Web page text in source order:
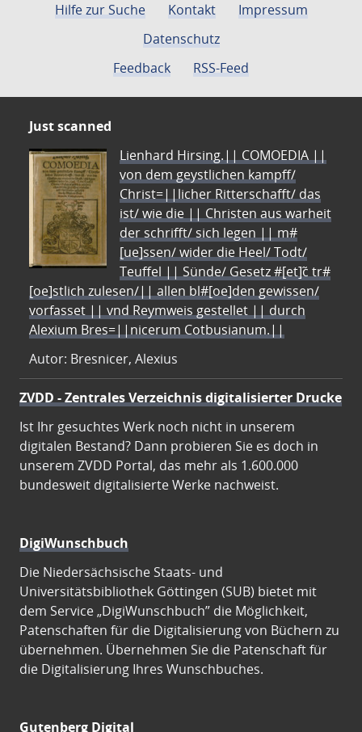
Hilfe zur Suche Kontakt
Impressum
Datenschutz
Feedback
RSS-Feed
Just scanned
Lienhard Hirsing.|| COMOEDIA ||
von dem geystlichen kampff/
Christ=||licher Ritterschafft/ das
ist/ wie die || Christen aus warheit
der schrifft/ sich legen || m#
[ue]ssen/ wider die Heel/ Todt/
Teuffel || Sünde/ Gesetz #[et]c̃ tr#
[oe]stlich zulesen/|| allen bl#[oe]den gewissen/
vorfasset || vnd Reymweis gestellet || durch
Alexium Bres=||nicerum Cotbusianum.||
Autor: Bresnicer, Alexius
ZVDD - Zentrales Verzeichnis digitalisierter Drucke
Ist Ihr gesuchtes Werk noch nicht in unserem
digitalen Bestand? Dann probieren Sie es doch in
unserem ZVDD Portal, das mehr als 1.600.000
bundesweit digitalisierte Werke nachweist.
DigiWunschbuch
Die Niedersächsische Staats- und
Universitätsbibliothek Göttingen (SUB) bietet mit
dem Service „DigiWunschbuch” die Möglichkeit,
Patenschaften für die Digitalisierung von Büchern zu
übernehmen. Übernehmen Sie die Patenschaft für
die Digitalisierung Ihres Wunschbuches.
Gutenberg Digital